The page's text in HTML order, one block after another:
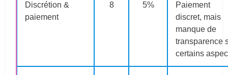
Discrétion &
paiement
8 5%
Paiement
discret, mais
manque de
transparence
certains